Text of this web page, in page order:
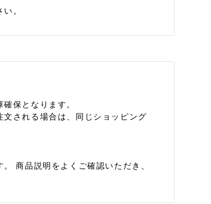
。
保となります。
される場合は、同じショッピング
商品説明をよくご確認いただき、